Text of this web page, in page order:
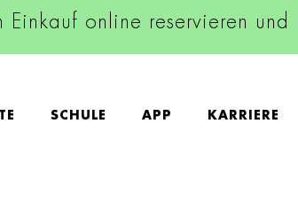
Einkauf online reservieren
SCHULE APP KARRIERE